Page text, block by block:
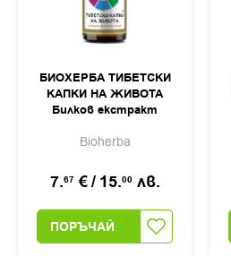
БИОХЕРБА ТИБЕТСКИ
КАПКИ НА ЖИВОТА
Билков екстракт
Bioherba
7.67 €/ 15.00 лв.
ПОРЪЧАЙ